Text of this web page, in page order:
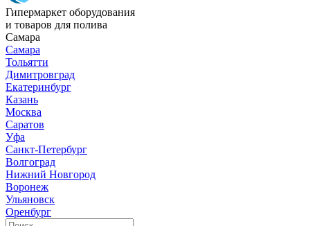
Гипермаркет оборудования
и товаров для полива
Самара
Самара
Тольятти
Димитровград
Екатеринбург
Казань
Москва
Саратов
Уфа
Санкт-Петербург
Волгоград
Нижний Новгород
Воронеж
Ульяновск
Оренбург